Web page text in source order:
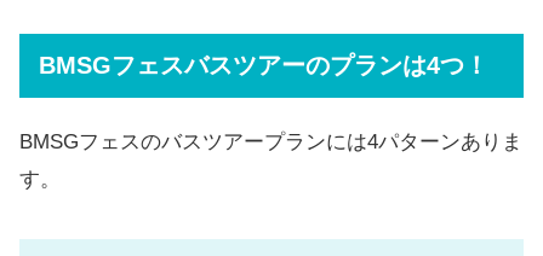
BMSGフェスバスツアーのプランは4つ！
BMSGフェスのバスツアープランには4パターンありま
す。